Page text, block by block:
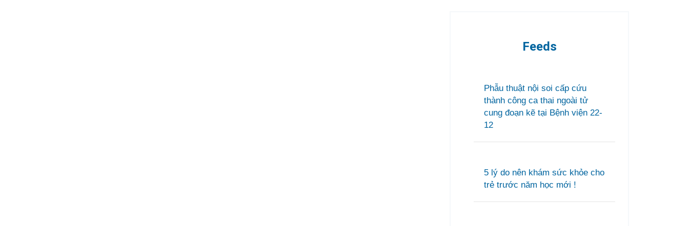
Feeds
Phẫu thuật nội soi cấp cứu
thành công ca thai ngoài tử
cung đoạn kẽ tại Bệnh viện 22-
12
5 lý do nên khám sức khỏe cho
trẻ trước năm học mới !